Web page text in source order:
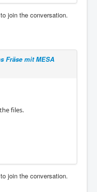
to join the conversation.
Fräse mit MESA
files.
to join the conversation.